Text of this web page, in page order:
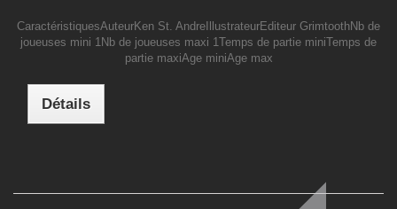
CaractéristiquesAuteurKen St. AndreIllustrateurEditeur GrimtoothNb de
joueuses mini 1Nb de joueuses maxi 1Temps de partie miniTemps de
partie maxiAge miniAge max
Détails